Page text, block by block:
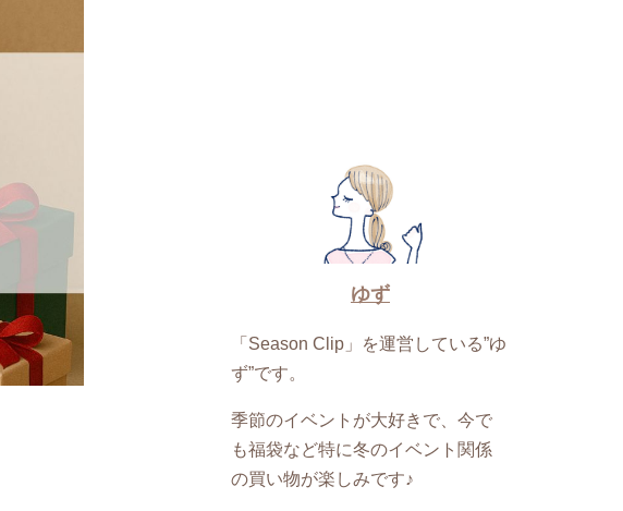
ゆず
「Season Clip」を運営している”ゆ
ず”です。
季節のイベントが大好きで、今で
も福袋など特に冬のイベント関係
の買い物が楽しみです♪